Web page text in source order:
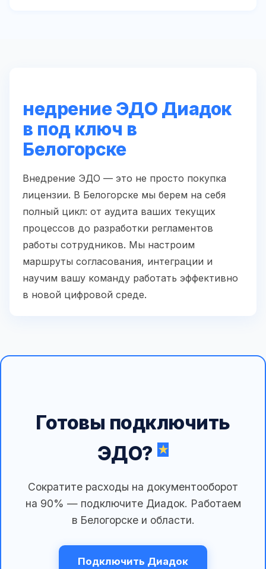
недрение ЭДО Диадок
в под ключ в
Белогорске
Внедрение ЭДО — это не просто покупка
лицензии. В Белогорске мы берем на себя
полный цикл: от аудита ваших текущих
процессов до разработки регламентов
работы сотрудников. Мы настроим
маршруты согласования, интеграции и
научим вашу команду работать эффективно
в новой цифровой среде.
Готовы подключить
ЭДО?
Сократите расходы на документооборот
на 90% — подключите Диадок. Работаем
в Белогорске и области.
Подключить Диадок